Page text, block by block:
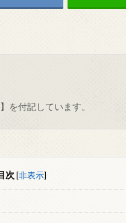
を付記しています。
次 [非表示]